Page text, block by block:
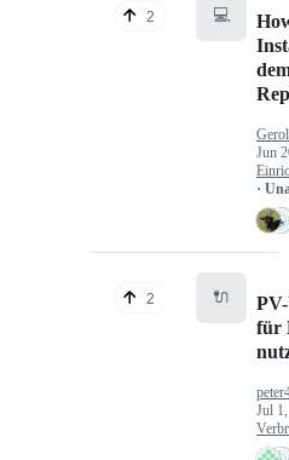
2 💻
Jun
·
2 🔌
für
Jul